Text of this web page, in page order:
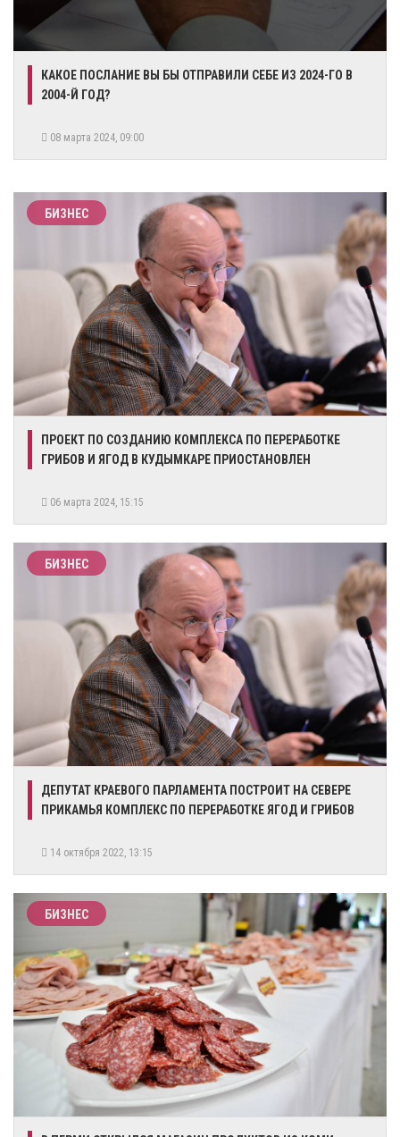
КАКОЕ ПОСЛАНИЕ ВЫ БЫ ОТПРАВИЛИ СЕБЕ ИЗ 2024-ГО В
2004-Й ГОД?
08 марта 2024, 09:00
БИЗНЕС
​ПРОЕКТ ПО СОЗДАНИЮ КОМПЛЕКСА ПО ПЕРЕРАБОТКЕ
ГРИБОВ И ЯГОД В КУДЫМКАРЕ ПРИОСТАНОВЛЕН
06 марта 2024, 15:15
БИЗНЕС
​ДЕПУТАТ КРАЕВОГО ПАРЛАМЕНТА ПОСТРОИТ НА СЕВЕРЕ
ПРИКАМЬЯ КОМПЛЕКС ПО ПЕРЕРАБОТКЕ ЯГОД И ГРИБОВ
14 октября 2022, 13:15
БИЗНЕС